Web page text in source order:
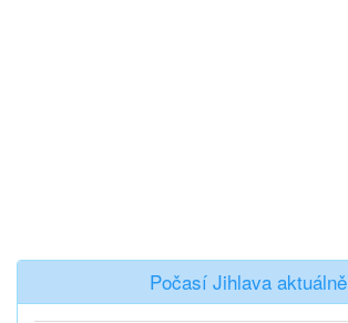
Počasí Jihlava aktuálně